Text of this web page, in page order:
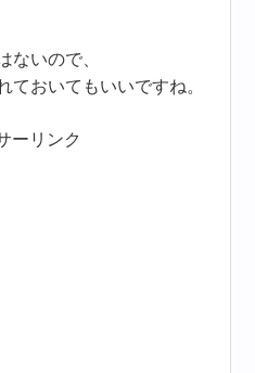
ないので、
ておいてもいいですね。
ーリンク